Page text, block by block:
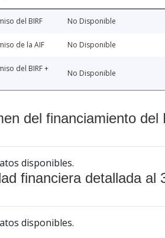
del BIRF No Disponible
de la AIF No Disponible
del BIRF +
No Disponible
del financiamiento
disponibles.
financiera detallada al
disponibles.